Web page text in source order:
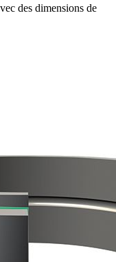
des dimensions de